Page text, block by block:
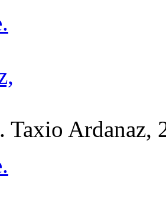
. Taxio Ardanaz,